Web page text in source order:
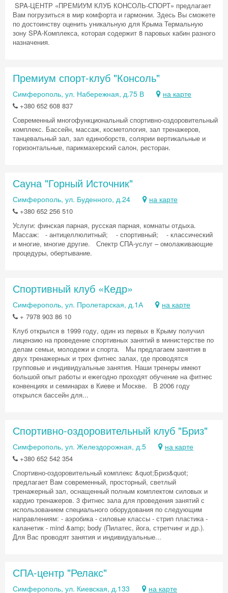
SPA-ЦЕНТР «ПРЕМИУМ КЛУБ КОНСОЛЬ-СПОРТ» предлагает
Вам погрузиться в мир комфорта и гармонии. Здесь Вы сможете
по достоинству оценить уникальную для Крыма Термальную
зону SPA-Комплекса, которая содержит 8 паровых кабин разного
назначения.
Премиум спорт-клуб "Консоль"
Симферополь, ул. Набережная, д.75 В на карте
+380 652 608 837
Современный многофункциональный спортивно-оздоровительный
комплекс. Бассейн, массаж, косметология, зал тренажеров,
танцевальный зал, зал единоборств, солярии вертикальные и
горизонтальные, парикмахерский салон, ресторан.
Сауна "Горный Источник"
Симферополь, ул. Буденного, д.24 на карте
+380 652 256 510
Услуги: финская парная, русская парная, комнаты отдыха.
Массаж: - антицеллюлитный; - спортивный; - классический
и многие, многие другие. Спектр СПА-услуг – омолаживающие
процедуры, обертывание.
Спортивный клуб «Кедр»
Симферополь, ул. Пролетарская, д.1А на карте
+ 7978 903 86 10
Клуб открылся в 1999 году, один из первых в Крыму получил
лицензию на проведение спортивных занятий в министерстве по
делам семьи, молодежи и спорта. Мы предлагаем занятия в
двух тренажерных и трех фитнес залах, где проводятся
групповые и индивидуальные занятия. Наши тренеры имеют
большой опыт работы и ежегодно проходят обучение на фитнес
конвенциях и семинарах в Киеве и Москве. В 2006 году
открылся бассейн для...
Спортивно-оздоровительный клуб "Бриз"
Симферополь, ул. Желездорожная, д.5 на карте
+380 652 542 354
Спортивно-оздоровительный комплекс &quot;Бриз&quot;
предлагает Вам современный, просторный, светлый
тренажерный зал, оснащенный полным комплектом силовых и
кардио тренажеров. 3 фитнес зала для проведения занятий с
использованием специального оборудования по следующим
направлениям: - аэробика - силовые классы - стрип пластика -
каланетик - mind &amp; body (Пилатес, йога, стретчинг и др.).
Для Вас проводят занятия и индивидуальные...
СПА-центр "Релакс"
Симферополь, ул. Киевская, д.133 на карте